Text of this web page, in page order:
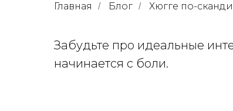
Главная / Блог / Хюгге по-
Забудьте про идеальные
начинается с боли.